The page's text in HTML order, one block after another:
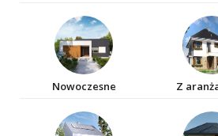
Nowoczesne Z